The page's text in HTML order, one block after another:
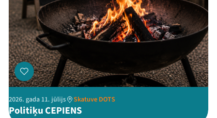
ThreadsFacebook
Youtube
X
2026. gada 11. jūlijs Skatuve DOTS
Politiķu CEPIENS